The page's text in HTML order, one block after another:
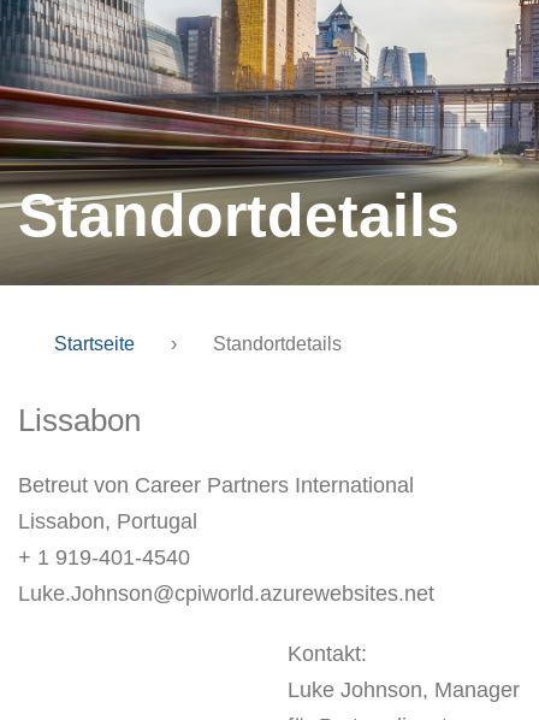
Standortdetails
Startseite › Standortdetails
Lissabon
Betreut von Career Partners International
Lissabon, Portugal
+ 1 919-401-4540
Luke.Johnson@cpiworld.azurewebsites.net
Kontakt:
Luke Johnson, Manager